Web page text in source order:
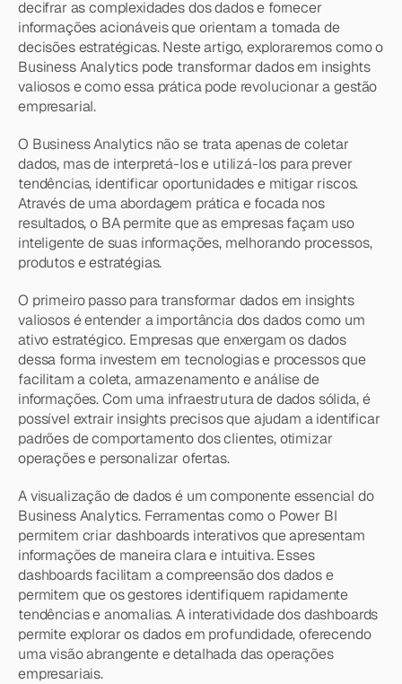
decifrar as complexidades dos dados e fornecer
informações acionáveis que orientam a tomada de
decisões estratégicas. Neste artigo, exploraremos como o
Business Analytics pode transformar dados em insights
valiosos e como essa prática pode revolucionar a gestão
empresarial.
O Business Analytics não se trata apenas de coletar
dados, mas de interpretá-los e utilizá-los para prever
tendências, identificar oportunidades e mitigar riscos.
Através de uma abordagem prática e focada nos
resultados, o BA permite que as empresas façam uso
inteligente de suas informações, melhorando processos,
produtos e estratégias.
O primeiro passo para transformar dados em insights
valiosos é entender a importância dos dados como um
ativo estratégico. Empresas que enxergam os dados
dessa forma investem em tecnologias e processos que
facilitam a coleta, armazenamento e análise de
informações. Com uma infraestrutura de dados sólida, é
possível extrair insights precisos que ajudam a identificar
padrões de comportamento dos clientes, otimizar
operações e personalizar ofertas.
A visualização de dados é um componente essencial do
Business Analytics. Ferramentas como o Power BI
permitem criar dashboards interativos que apresentam
informações de maneira clara e intuitiva. Esses
dashboards facilitam a compreensão dos dados e
permitem que os gestores identifiquem rapidamente
tendências e anomalias. A interatividade dos dashboards
permite explorar os dados em profundidade, oferecendo
uma visão abrangente e detalhada das operações
empresariais.